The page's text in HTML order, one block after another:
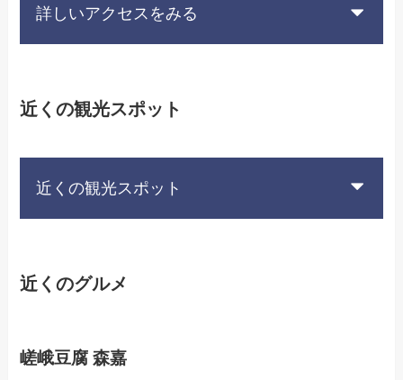
詳しいアクセスをみる
近くの観光スポット
近くの観光スポット
近くのグルメ
嵯峨豆腐 森嘉